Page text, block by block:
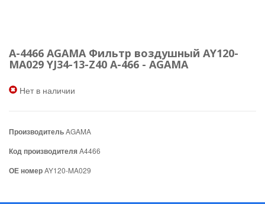
A-4466 AGAMA Фильтр воздушный AY120-
MA029 YJ34-13-Z40 A-466 - AGAMA
Нет в наличии
ПроизводительAGAMA
Код производителяA4466
ОЕ номерAY120-MA029